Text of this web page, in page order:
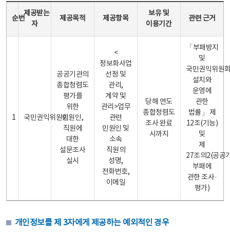
순번
제공받는
자
제공목적 제공항목
보유 및
이용기간
관련 근거
1 국민권익위원회
공공기관의
종합청렴도
평가를
위한
민원인,
직원에
대한
설문조사
실시
<
정보화사업
선정 및
관리,
계약 및
관리>업무
관련
민원인 및
소속
직원의
성명,
전화번호,
이메일
당해 연도
종합청렴도
조사 완료
시까지
「부패방지
및
국민권익위원
설치와
운영에
관한
법률」 제
12조(기능)
및
제
27조의2(공공
부패에
관한 조사·
평가)
개인정보를 제 3자에게 제공하는 예외적인 경우